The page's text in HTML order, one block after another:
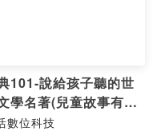
101-說給孩子聽的世
學名著(兒童故事有聲
數位科技